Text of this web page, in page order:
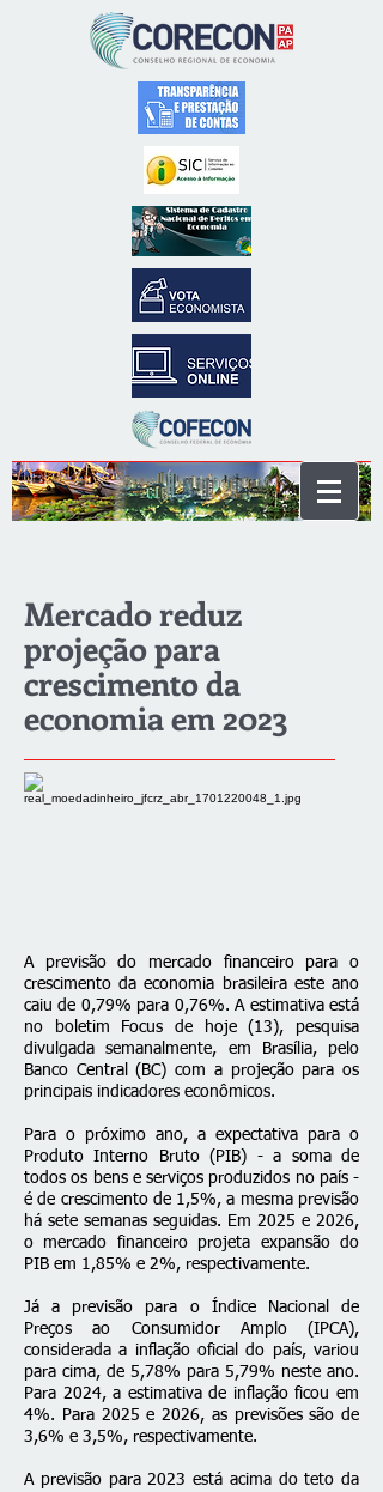
Mercado reduz
projeção para
crescimento da
economia em 2023
A previsão do mercado financeiro para o
crescimento da economia brasileira este ano
caiu de 0,79% para 0,76%. A estimativa está
no boletim Focus de hoje (13), pesquisa
divulgada semanalmente, em Brasília, pelo
Banco Central (BC) com a projeção para os
principais indicadores econômicos.
Para o próximo ano, a expectativa para o
Produto Interno Bruto (PIB) - a soma de
todos os bens e serviços produzidos no país -
é de crescimento de 1,5%, a mesma previsão
há sete semanas seguidas. Em 2025 e 2026,
o mercado financeiro projeta expansão do
PIB em 1,85% e 2%, respectivamente.
Já a previsão para o Índice Nacional de
Preços ao Consumidor Amplo (IPCA),
considerada a inflação oficial do país, variou
para cima, de 5,78% para 5,79% neste ano.
Para 2024, a estimativa de inflação ficou em
4%. Para 2025 e 2026, as previsões são de
3,6% e 3,5%, respectivamente.
A previsão para 2023 está acima do teto da